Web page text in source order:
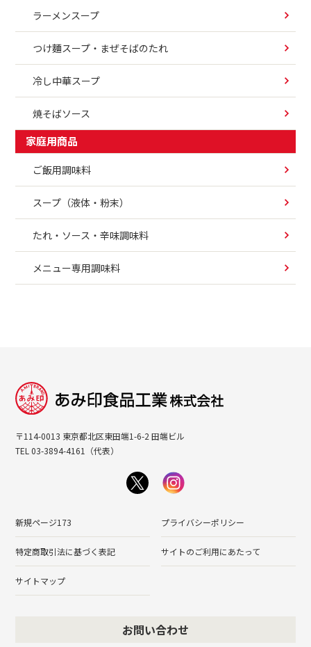
ラーメンスープ
つけ麵スープ・まぜそばのたれ
冷し中華スープ
焼そばソース
家庭用商品
ご飯用調味料
スープ（液体・粉末）
たれ・ソース・辛味調味料
メニュー専用調味料
〒114-0013 東京都北区東田端1-6-2 田端ビル
TEL 03-3894-4161（代表）
新規ページ173 プライバシーポリシー
特定商取引法に基づく表記 サイトのご利用にあたって
サイトマップ
お問い合わせ